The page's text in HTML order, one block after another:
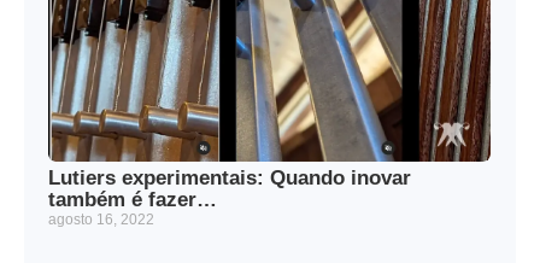
Lutiers experimentais: Quando inovar
também é fazer…
agosto 16, 2022